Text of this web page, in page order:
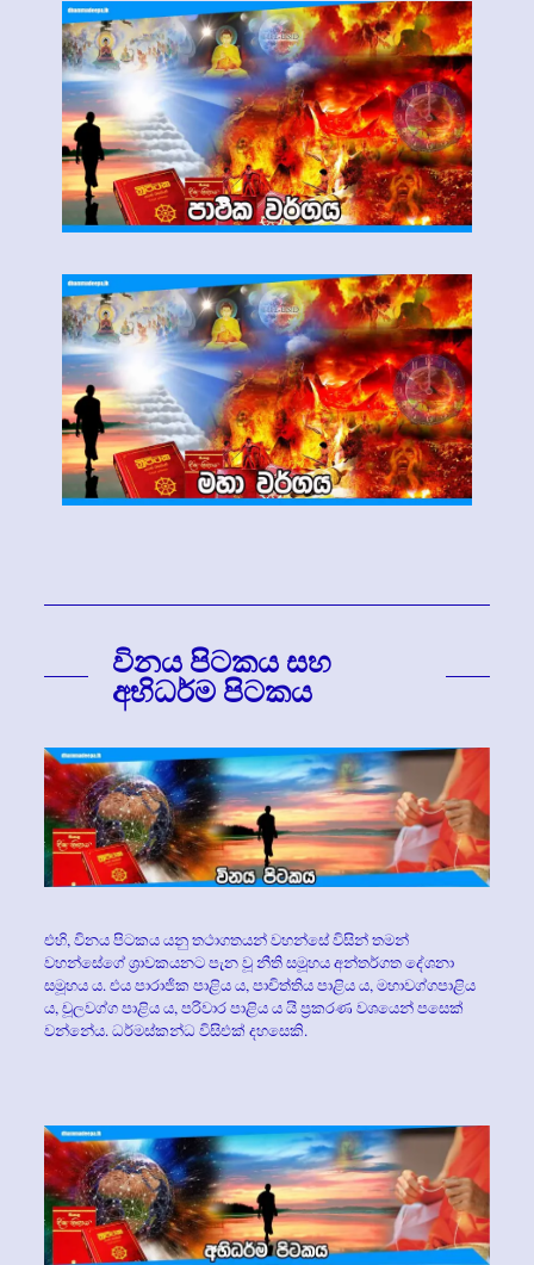
විනය පිටකය සහ
අභිධර්ම පිටකය
එහි, විනය පිටකය යනු තථාගතයන් වහන්සේ විසින් තමන්
වහන්සේගේ ශ්‍රාවකයනට පැන වූ නීති සමූහය අන්තර්ගත දේශනා
සමූහය ය. එය පාරාජික පාළිය ය, පාචිත්තිය පාළිය ය, මහාවග්ගපාළිය
ය, චූලවග්ග පාළිය ය, පරිවාර පාළිය ය යි ප්‍ර‍කරණ වශයෙන් පසෙක්
වන්නේය. ධර්මස්කන්ධ විසිඑක් දහසෙකි.